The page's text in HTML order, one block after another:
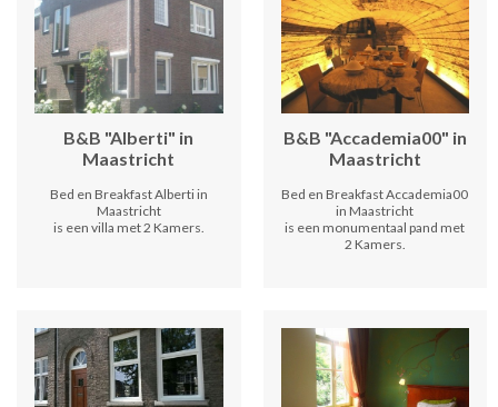
B&B "Alberti" in
Maastricht
Bed en Breakfast Alberti in
Maastricht
is een villa met 2 Kamers.
B&B "Accademia00" in
Maastricht
Bed en Breakfast Accademia00
in Maastricht
is een monumentaal pand met
2 Kamers.